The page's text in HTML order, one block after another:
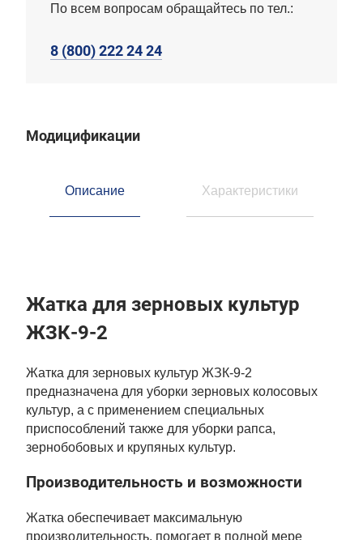
По всем вопросам обращайтесь по тел.:
8 (800) 222 24 24
Модицификации
Описание Характеристики
Жатка для зерновых культур
ЖЗК-9-2
Жатка для зерновых культур ЖЗК-9-2
предназначена для уборки зерновых колосовых
культур, а с применением специальных
приспособлений также для уборки рапса,
зернобобовых и крупяных культур.
Производительность и возможности
Жатка обеспечивает максимальную
производительность, помогает в полной мере